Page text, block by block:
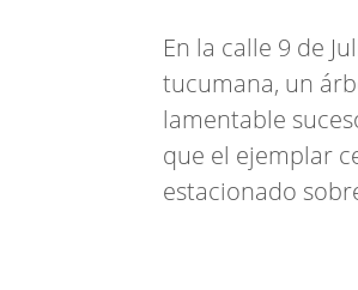
En la calle 9 de
tucumana, un
lamentable
que el ejemplar
estacionado